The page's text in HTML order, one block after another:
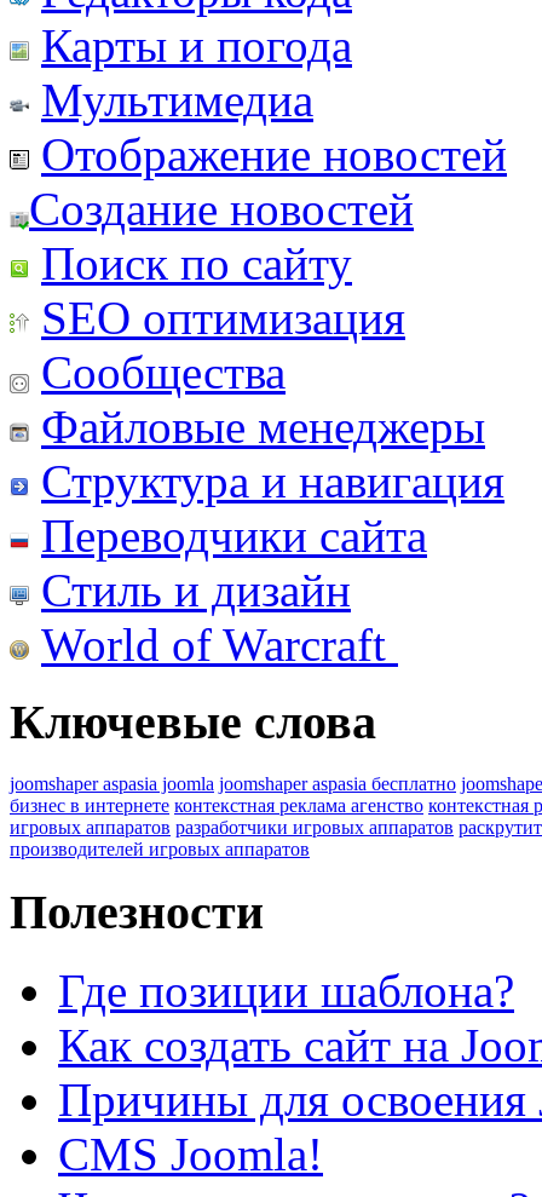
Карты и погода
Мультимедиа
Отображение новостей
Создание новостей
Поиск по сайту
SEO оптимизация
Сообщества
Файловые менеджеры
Структура и навигация
Переводчики сайта
Стиль и дизайн
World of Warcraft
Ключевые слова
joomshaper aspasia joomla joomshaper aspasia бесплатно
бизнес в интернете контекстная реклама агенство контекстная
игровых аппаратов разработчики игровых аппаратов
производителей игровых аппаратов
Полезности
Где позиции шаблона?
Как создать сайт на
Причины для освоения
CMS Joomla!